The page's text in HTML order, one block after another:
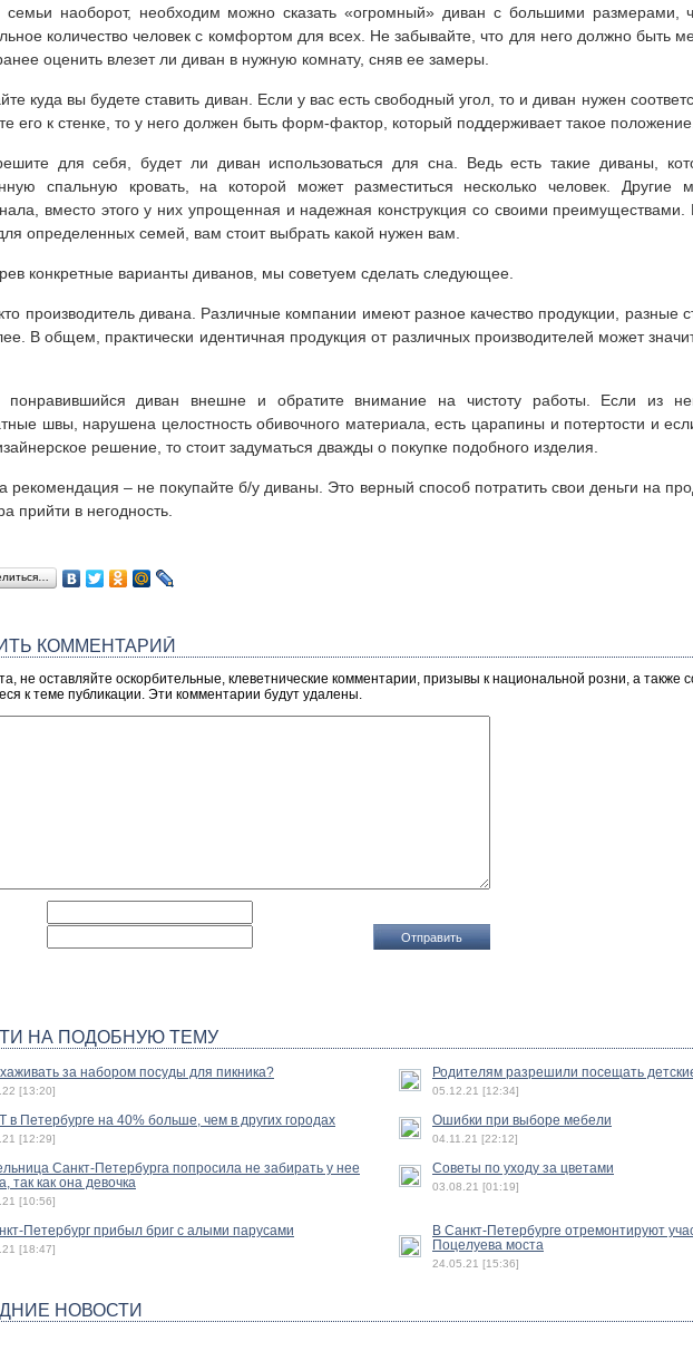
семьи наоборот, необходим можно сказать «огромный» диван с большими размерами,
количество человек с комфортом для всех. Не забывайте, что для него должно быть
оценить влезет ли диван в нужную комнату, сняв ее замеры.
куда вы будете ставить диван. Если у вас есть свободный угол, то и диван нужен
его к стенке, то у него должен быть форм-фактор, который поддерживает такое положение.
для себя, будет ли диван использоваться для сна. Ведь есть такие диваны,
спальную кровать, на которой может разместиться несколько человек. Другие
вместо этого у них упрощенная и надежная конструкция со своими преимуществами.
определенных семей, вам стоит выбрать какой нужен вам.
конкретные варианты диванов, мы советуем сделать следующее.
производитель дивана. Различные компании имеют разное качество продукции, разные
В общем, практически идентичная продукция от различных производителей может
понравившийся диван внешне и обратите внимание на чистоту работы. Если из
швы, нарушена целостность обивочного материала, есть царапины и потертости и
решение, то стоит задуматься дважды о покупке подобного изделия.
рекомендация – не покупайте б/у диваны. Это верный способ потратить свои деньги на
прийти в негодность.
КОММЕНТАРИЙ
не оставляйте оскорбительные, клеветнические комментарии, призывы к национальной розни, а также
к теме публикации. Эти комментарии будут удалены.
НА ПОДОБНУЮ ТЕМУ
за набором посуды для пикника?
[13:20]
Родителям разрешили посещать
05.12.21 [12:34]
в Петербурге на 40% больше, чем в других городах
[12:29]
Ошибки при выборе мебели
04.11.21 [22:12]
Санкт-Петербурга попросила не забирать у нее
так как она девочка
[10:56]
Советы по уходу за цветами
03.08.21 [01:19]
Петербург прибыл бриг с алыми парусами
[18:47]
В Санкт-Петербурге отремонтируют
Поцелуева моста
24.05.21 [15:36]
НОВОСТИ